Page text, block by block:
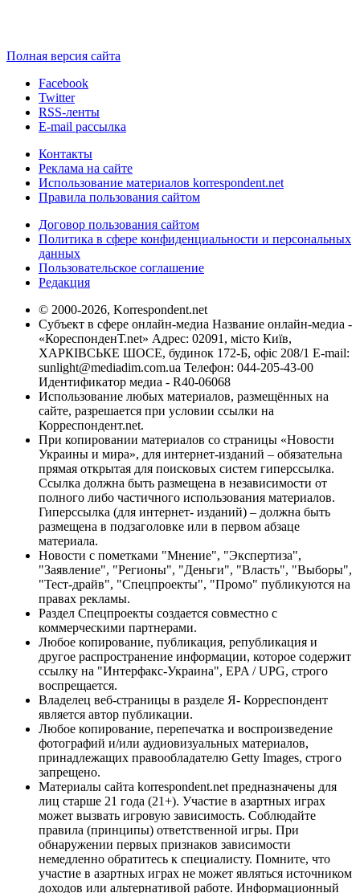
Полная версия сайта
Facebook
Twitter
RSS-ленты
E-mail рассылка
Контакты
Реклама на сайте
Использование материалов korrespondent.net
Правила пользования сайтом
Договор пользования сайтом
Политика в сфере конфиденциальности и персональных
данных
Пользовательское соглашение
Редакция
© 2000-2026, Korrespondent.net
Субъект в сфере онлайн-медиа Название онлайн-медиа -
«КореспонденТ.net» Адрес: 02091, місто Київ,
ХАРКІВСЬКЕ ШОСЕ, будинок 172-Б, офіс 208/1 E-mail:
sunlight@mediadim.com.ua Телефон: 044-205-43-00
Идентификатор медиа - R40-06068
Использование любых материалов, размещённых на
сайте, разрешается при условии ссылки на
Корреспондент.net.
При копировании материалов со страницы «Новости
Украины и мира», для интернет-изданий – обязательна
прямая открытая для поисковых систем гиперссылка.
Ссылка должна быть размещена в независимости от
полного либо частичного использования материалов.
Гиперссылка (для интернет- изданий) – должна быть
размещена в подзаголовке или в первом абзаце
материала.
Новости с пометками "Мнение", "Экспертиза",
"Заявление", "Регионы", "Деньги", "Власть", "Выборы",
"Тест-драйв", "Спецпроекты", "Промо" публикуются на
правах рекламы.
Раздел Спецпроекты создается совместно с
коммерческими партнерами.
Любое копирование, публикация, републикация и
другое распространение информации, которое содержит
ссылку на "Интерфакс-Украина", EPA / UPG, строго
воспрещается.
Владелец веб-страницы в разделе Я- Корреспондент
является автор публикации.
Любое копирование, перепечатка и воспроизведение
фотографий и/или аудиовизуальных материалов,
принадлежащих правообладателю Getty Images, строго
запрещено.
Материалы сайта korrespondent.net предназначены для
лиц старше 21 года (21+). Участие в азартных играх
может вызвать игровую зависимость. Соблюдайте
правила (принципы) ответственной игры. При
обнаружении первых признаков зависимости
немедленно обратитесь к специалисту. Помните, что
участие в азартных играх не может являться источником
доходов или альтернативой работе. Информационный